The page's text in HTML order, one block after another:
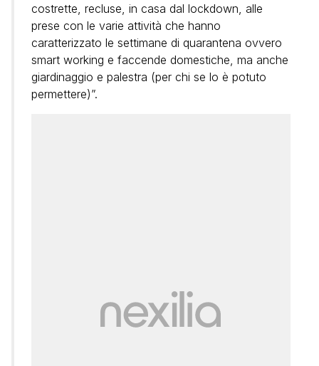
costrette, recluse, in casa dal lockdown, alle
prese con le varie attività che hanno
caratterizzato le settimane di quarantena ovvero
smart working e faccende domestiche, ma anche
giardinaggio e palestra (per chi se lo è potuto
permettere)”.